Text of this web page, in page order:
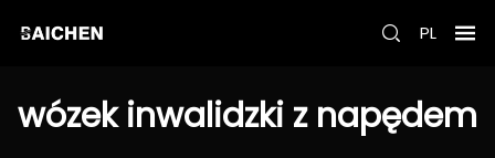
PL
wózek inwalidzki z napędem